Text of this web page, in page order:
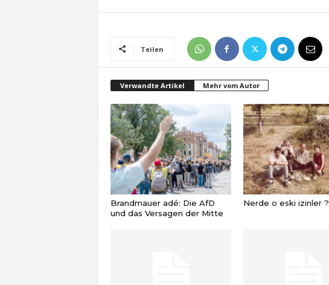
Teilen
Verwandte Artikel Mehr vom Autor
Brandmauer adé: Die AfD
und das Versagen der Mitte
Nerde o eski izinler ?